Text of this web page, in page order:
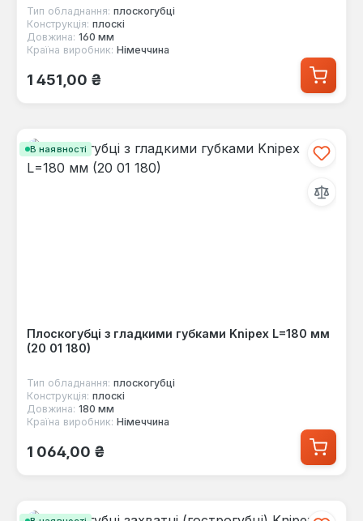
Тип обладнання: плоскогубці
Конструкція: плоскі
Довжина: 160 мм
Країна виробник: Німеччина
Звичайна ціна:
1 451,00 ₴
В наявності
Плоскогубці з гладкими губками Knipex L=180 мм
(20 01 180)
Тип обладнання: плоскогубці
Конструкція: плоскі
Довжина: 180 мм
Країна виробник: Німеччина
Звичайна ціна:
1 064,00 ₴